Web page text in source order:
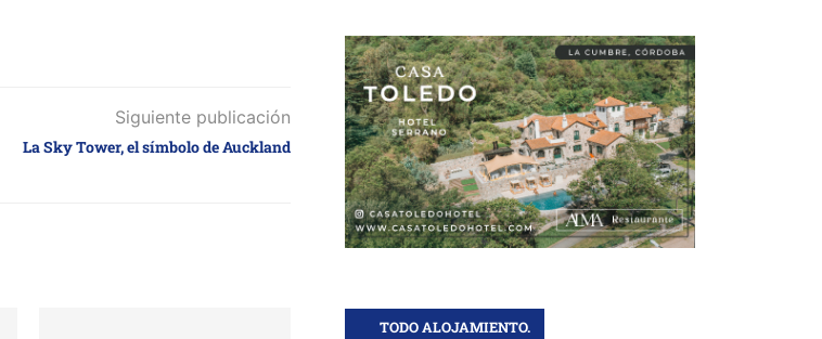
Siguiente publicación
La Sky Tower, el símbolo de Auckland
TODO ALOJAMIENTO.